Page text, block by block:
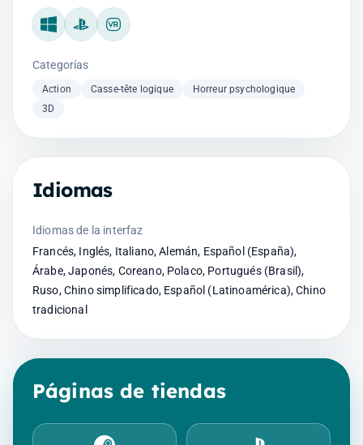
WindowsPlayStation
VR
Categorías
Action Casse-tête logique
Horreur psychologique
3D
Idiomas
Idiomas de la interfaz
Francés, Inglés, Italiano, Alemán, Español (España),
Árabe, Japonés, Coreano, Polaco, Portugués (Brasil),
Ruso, Chino simplificado, Español (Latinoamérica), Chino
tradicional
Páginas de tiendas